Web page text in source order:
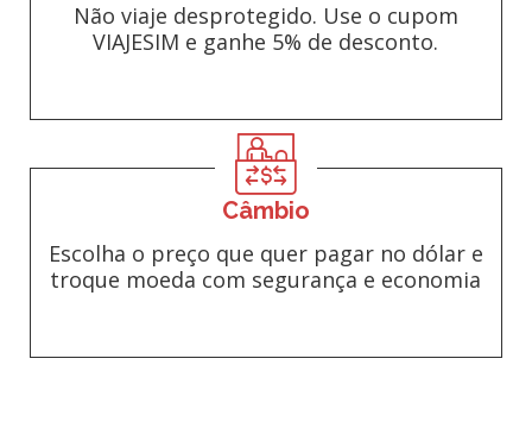
Não viaje desprotegido. Use o cupom
VIAJESIM e ganhe 5% de desconto.
Câmbio
Escolha o preço que quer pagar no dólar e
troque moeda com segurança e economia